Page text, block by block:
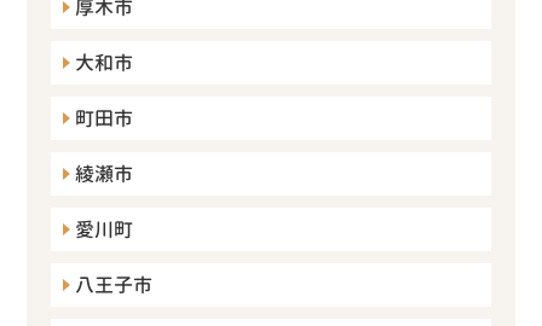
厚木市
大和市
町田市
綾瀬市
愛川町
八王子市